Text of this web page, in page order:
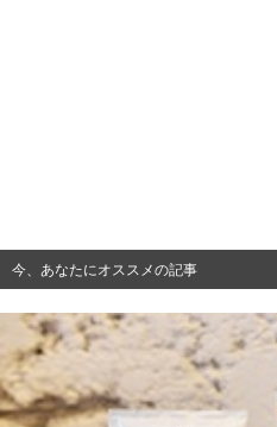
今、あなたにオススメの記事